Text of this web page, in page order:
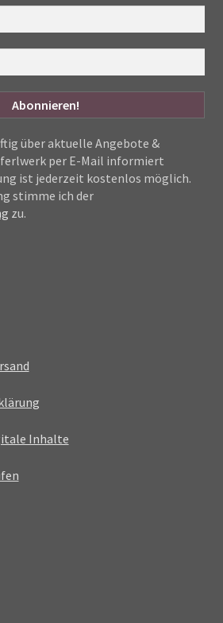
über aktuelle Angebote &
per E-Mail informiert
ist jederzeit kostenlos möglich.
stimme ich der
zu.
Inhalte